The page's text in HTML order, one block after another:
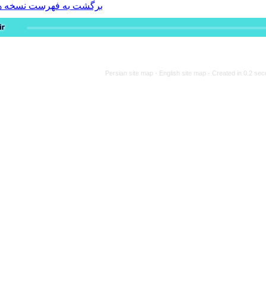
برگشت به فهرست نسخه ها
Persian site map -